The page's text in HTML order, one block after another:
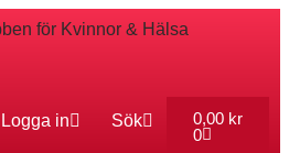
Logga in Sök 0,00 kr
0